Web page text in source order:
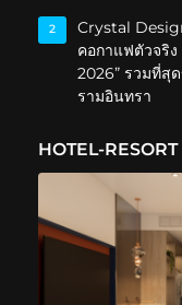
2
Crystal
คอกาแฟตัวจริ
2026” รวมที่สุ
รามอินทรา
HOTEL-RESORT